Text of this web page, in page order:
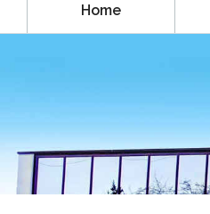
Home